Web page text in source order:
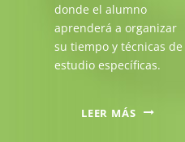
donde el alumno
aprenderá a organizar
su tiempo y técnicas de
estudio específicas.
LEER MÁS